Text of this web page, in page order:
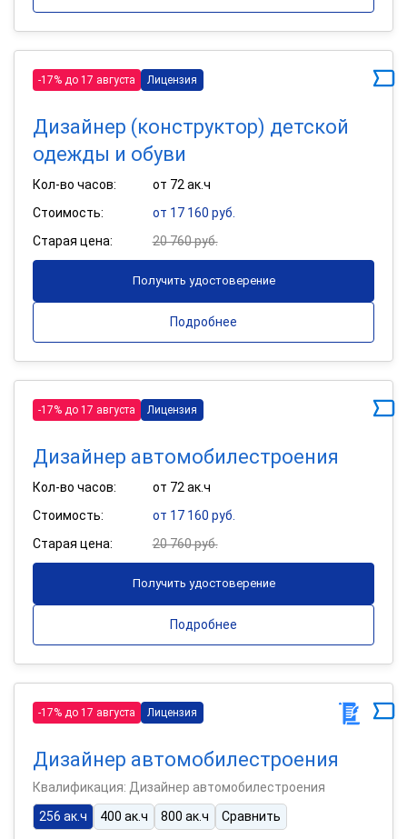
-17% до 17 августа Лицензия
Дизайнер (конструктор) детской
одежды и обуви
Кол-во часов:
от 72 ак.ч
Стоимость:
от 17 160 руб.
Старая цена:
20 760 руб.
Получить удостоверение
Подробнее
-17% до 17 августа Лицензия
Дизайнер автомобилестроения
Кол-во часов:
от 72 ак.ч
Стоимость:
от 17 160 руб.
Старая цена:
20 760 руб.
Получить удостоверение
Подробнее
-17% до 17 августа Лицензия
Дизайнер автомобилестроения
Квалификация: Дизайнер автомобилестроения
256 ак.ч
400 ак.ч 800 ак.ч Сравнить